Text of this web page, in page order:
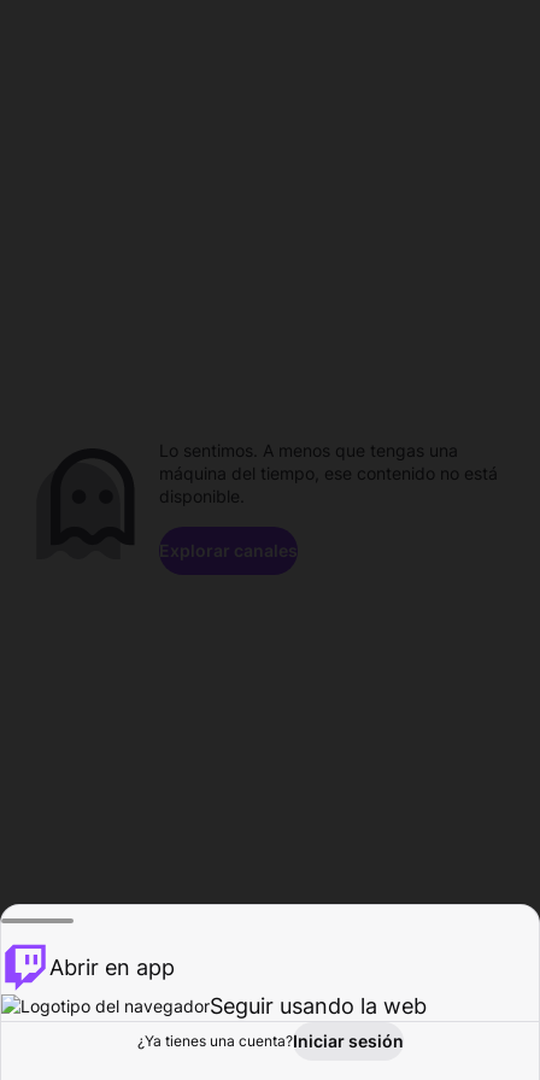
Explorar Actividad
Lo sentimos. A menos que tengas una
máquina del tiempo, ese contenido no está
disponible.
Explorar canales
Abrir en app
Seguir usando la web
¿Ya tienes una cuenta?Iniciar sesión